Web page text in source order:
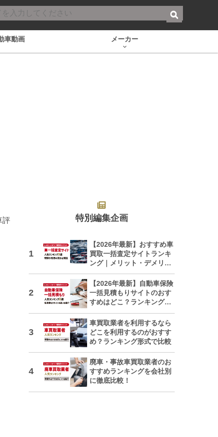
車動画 メーカー
評 特別編集企画
【2026年最新】おすすめ車
買取一括査定サイトランキ
ング｜メリット・デメリッ
トも解説
【2026年最新】自動車保険
一括見積もりサイトのおす
すめはどこ？ランキングで
車買取業者を利用するなら
どこを利用するのがおすす
め？ランキング形式で比較
廃車・事故車買取業者のお
すすめランキングを会社別
に徹底比較！